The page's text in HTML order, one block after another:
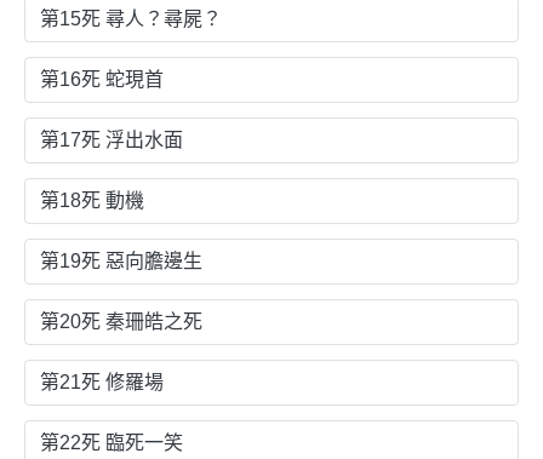
第15死 尋人？尋屍？
第16死 蛇現首
第17死 浮出水面
第18死 動機
第19死 惡向膽邊生
第20死 秦珊皓之死
第21死 修羅場
第22死 臨死一笑